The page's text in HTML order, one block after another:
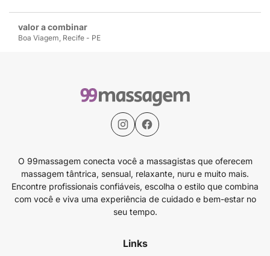
valor a combinar
Boa Viagem, Recife - PE
O 99massagem conecta você a massagistas que oferecem
massagem tântrica, sensual, relaxante, nuru e muito mais.
Encontre profissionais confiáveis, escolha o estilo que combina
com você e viva uma experiência de cuidado e bem-estar no
seu tempo.
Links